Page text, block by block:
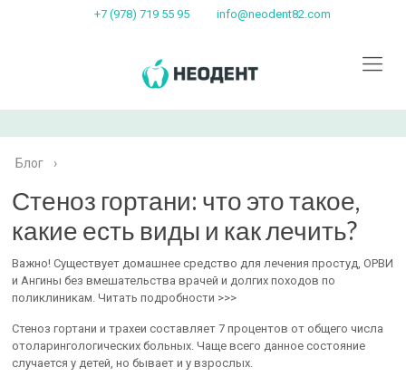
+7 (978) 719 55 95 info@neodent82.com
Блог ›
Стеноз гортани: что это такое,
какие есть виды и как лечить?
Важно! Существует домашнее средство для лечения простуд, ОРВИ
и Ангины без вмешательства врачей и долгих походов по
поликлиникам. Читать подробности >>>
Стеноз гортани и трахеи составляет 7 процентов от общего числа
отоларингологических больных. Чаще всего данное состояние
случается у детей, но бывает и у взрослых.